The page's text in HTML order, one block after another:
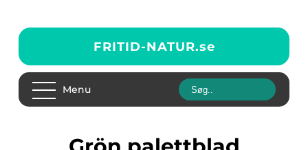
FRITID-NATUR.se
Menu